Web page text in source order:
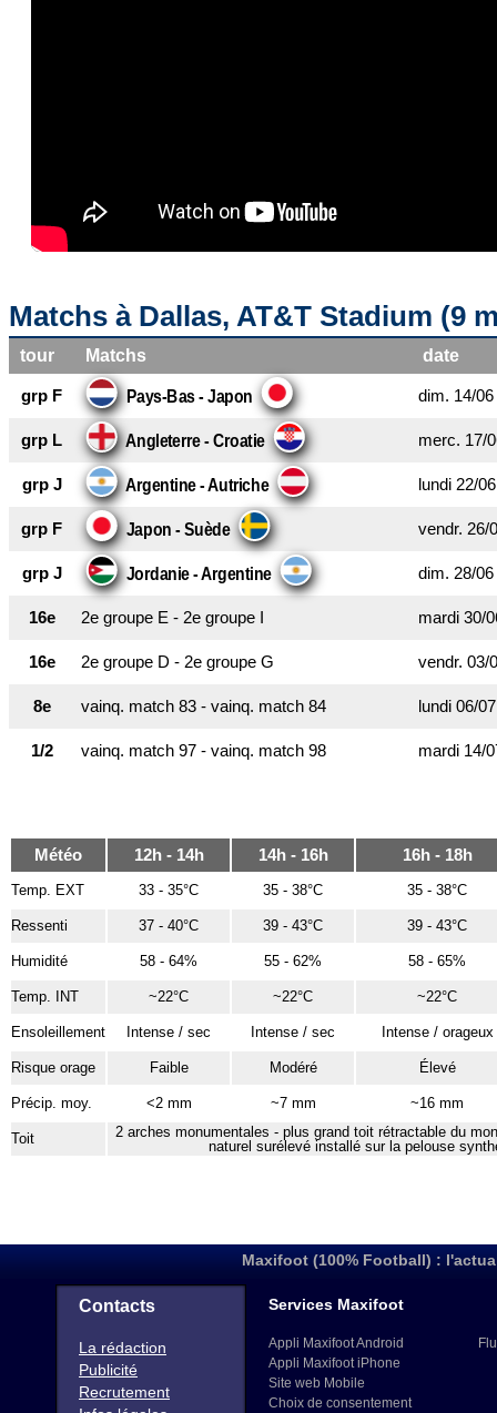
Matchs à Dallas, AT&T Stadium (9
tour Matchs date
grp F Pays-Bas - Japon dim. 14/06
grp L Angleterre - Croatie merc. 17/
grp J Argentine - Autriche lundi 22/06
grp F Japon - Suède vendr. 26/
grp J Jordanie - Argentine dim. 28/06
16e 2e groupe E - 2e groupe I mardi 30/
16e 2e groupe D - 2e groupe G vendr. 03/
8e vainq. match 83 - vainq. match 84 lundi 06/07
1/2 vainq. match 97 - vainq. match 98 mardi 14/
Météo 12h - 14h 14h - 16h 16h - 18h
Temp. EXT 33 - 35°C 35 - 38°C 35 - 38°C
Ressenti 37 - 40°C 39 - 43°C 39 - 43°C
Humidité 58 - 64% 55 - 62% 58 - 65%
Temp. INT ~22°C ~22°C ~22°C
Ensoleillement Intense / sec Intense / sec Intense / orageux
Risque orage Faible Modéré Élevé
Précip. moy. <2 mm ~7 mm ~16 mm
Toit
2 arches monumentales - plus grand toit rétractable du
naturel surélevé installé sur la pelouse
Maxifoot (100% Football) :
Contacts
La rédaction
Publicité
Recrutement
Services Maxifoot
Appli Maxifoot Android
Appli Maxifoot iPhone
Site web Mobile
Choix de consentement